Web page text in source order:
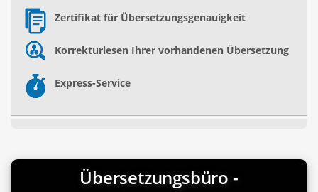
Zertifikat für Übersetzungsgenauigkeit
Korrekturlesen Ihrer vorhandenen Übersetzung
Express-Service
Übersetzungsbüro -